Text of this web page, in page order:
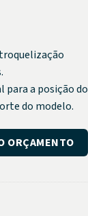
para a posição do
do modelo.
ORÇAMENTO